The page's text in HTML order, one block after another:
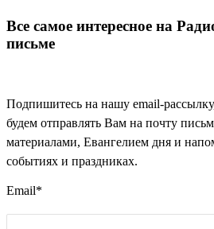
Все самое интересное на
письме
Подпишитесь на нашу email-
будем отправлять Вам на почту
материалами, Евангелием дня и
событиях и праздниках.
Email*